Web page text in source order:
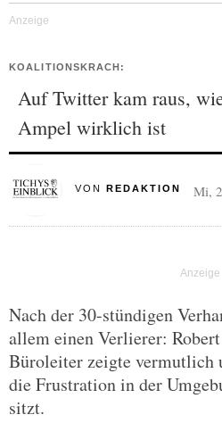
KOALITIONSKRACH:
Auf Twitter kam raus,
Ampel wirklich ist
VON REDAKTION Mi,
Nach der 30-stündigen
allem einen Verlierer:
Büroleiter zeigte
die Frustration in der
sitzt.